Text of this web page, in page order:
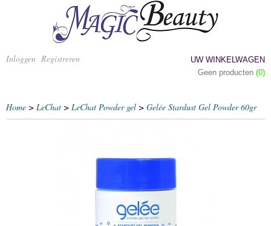
Inloggen Registreren
UW WINKELWAGEN
Geen producten (0)
Home > LeChat > LeChat Powder gel > Gelée Stardust Gel Powder 60gr